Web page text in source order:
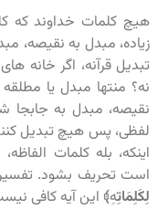
هیچ کلمات خداوند که
زیاده، مبدل به نقیصه،
تبدیل قرآنه، اگر خانه
نه؟ منتها مبدل یا
نقیصه، مبدل به جابجا
لفظی، پس هیچ تبدیل
اینکه، بله کلمات
است تحریف بشود. تفسیر
لِكَلِمَاتِهِ﴾ این آیه کافی